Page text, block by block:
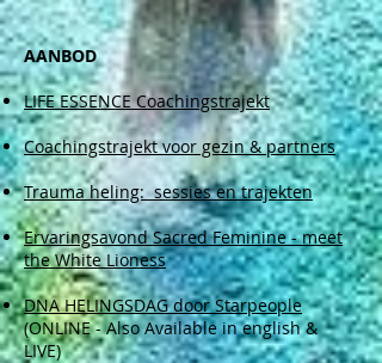
AANBOD
LIFE ESSENCE Coachingstrajekt
Coachingstrajekt voor gezin & partners
Trauma heling: sessies en trajekten
Ervaringsavond Sacred Feminine - meet
the White Lioness
DNA HELINGSDAG door Starpeople
(ONLINE - Also Available in english &
LIVE)